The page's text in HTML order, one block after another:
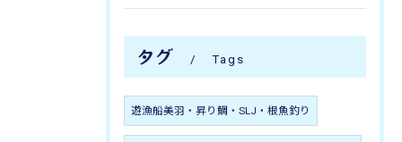
タグ Tags
遊漁船美羽・昇り鯛・SLJ・根魚釣り